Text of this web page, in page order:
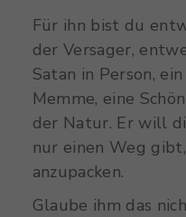
Für ihn bist du
der Versager,
Satan in Person,
Memme, eine
der Natur. Er will
nur einen Weg
anzupacken.
Glaube ihm das